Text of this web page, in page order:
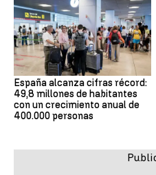
España alcanza cifras récord:
49,8 millones de habitantes
con un crecimiento anual de
400.000 personas